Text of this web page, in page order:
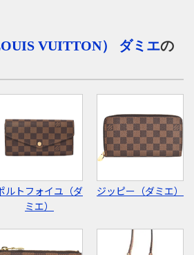
る メールで相談する
VUITTON） ダミエの
ルトフォイユ（ダ
ミエ）
ジッピー（ダミエ）